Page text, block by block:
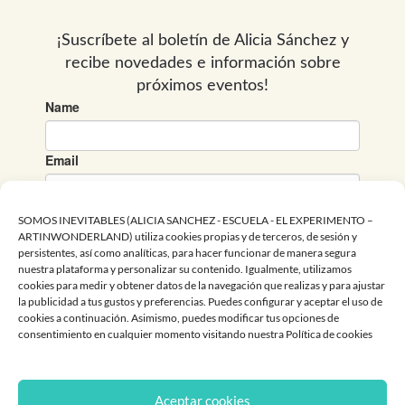
SOMOS INEVITABLES (ALICIA SANCHEZ - ESCUELA - EL EXPERIMENTO –
ARTINWONDERLAND) utiliza cookies propias y de terceros, de sesión y
persistentes, así como analíticas, para hacer funcionar de manera segura
nuestra plataforma y personalizar su contenido. Igualmente, utilizamos
cookies para medir y obtener datos de la navegación que realizas y para ajustar
la publicidad a tus gustos y preferencias. Puedes configurar y aceptar el uso de
cookies a continuación. Asimismo, puedes modificar tus opciones de
consentimiento en cualquier momento visitando nuestra Política de cookies
Aceptar cookies
b
o
o
t
e
r
u
b
e